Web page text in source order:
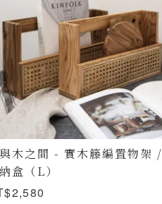
木之間 - 實木籐編置物架 /
盒（L）